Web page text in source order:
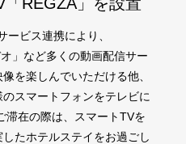
ービス連携により、
」など多くの動画配信サー
を楽しんでいただける他、
スマートフォンをテレビに
滞在の際は、スマートTVを
たホテルステイをお過ごし